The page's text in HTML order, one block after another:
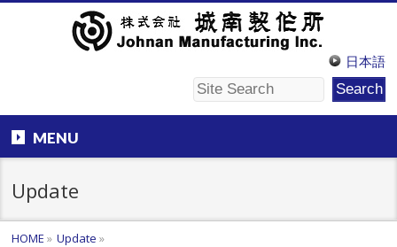
日本語
MENU
Update
HOME » Update »